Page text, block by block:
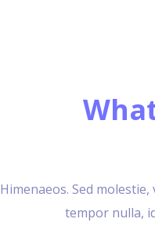
Himenaeos. Sed
tempor nulla,